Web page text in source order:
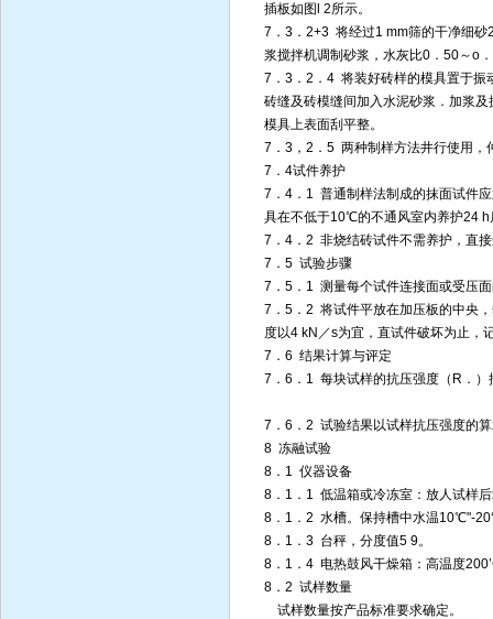
插板如图l 2所示。
7．3．2+3 将经过1 mm筛的干净细
浆搅拌机调制砂浆，水灰比0．50～o
7．3．2．4 将装好砖样的模具置于振
砖缝及砖模缝间加入水泥砂浆．加浆
模具上表面刮平整。
7．3，2．5 两种制样方法井行使用，
7．4试件养护
7．4．1 普通制样法制成的抹面试件
具在不低于10℃的不通风室内养护24
7．4．2 非烧结砖试件不需养护，直
7．5 试验步骤
7．5．1 测量每个试件连接面或受压
7．5．2 将试件平放在加压板的中央
度以4 kN／s为宜，直试件破坏为止，
7．6 结果计算与评定
7．6．1 每块试样的抗压强度（R．
7．6．2 试验结果以试样抗压强度的
8 冻融试验
8．1 仪器设备
8．1．1 低温箱或冷冻室：放人试样
8．1．2 水槽。保持槽中水温10℃"-
8．1．3 台秤，分度值5 9。
8．1．4 电热鼓风干燥箱：高温度
8．2 试样数量
试样数量按产品标准要求确定。